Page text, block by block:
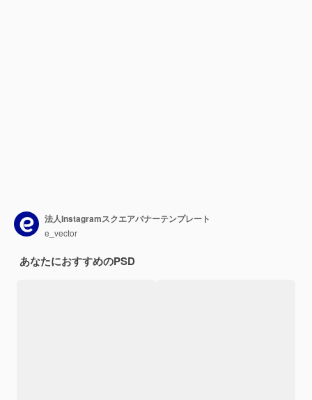
法人Instagramスクエアバナーテンプレート
e_vector
あなたにおすすめのPSD